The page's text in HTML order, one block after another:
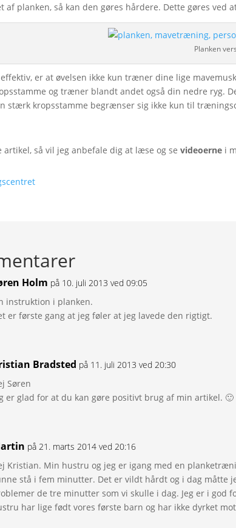
af planken, så kan den gøres hårdere. Dette gøres
Planken
er at øvelsen ikke kun træner dine lige
og træner blandt andet også din nedre ryg.
stærk kropsstamme begrænser sig ikke kun til
artikel, så vil jeg anbefale dig at læse og sevideoerne i
Holm på 10. juli 2013 ved 09:05
instruktion i planken.
er første gang at jeg føler at jeg lavede den rigtigt.
Bradsted på 11. juli 2013 ved 20:30
Søren
er glad for at du kan gøre positivt brug af min artikel. 🙂
på 21. marts 2014 ved 20:16
Kristian. Min hustru og jeg er igang med en
stå i fem minutter. Det er vildt hårdt og i dag måtte
de tre minutter som vi skulle i dag. Jeg er i god
har lige født vores første barn og har ikke dyrket